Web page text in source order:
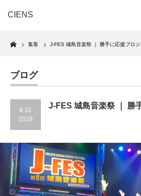
CIENS
Home
集客 J-FES 城島音楽祭 ｜ 勝手に応援プロジ
ブログ
8.31
2019
J-FES 城島音楽祭 ｜ 勝